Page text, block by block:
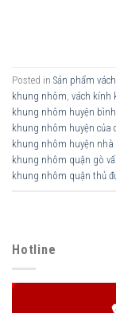
Posted in Sản phẩm
khung nhôm vách kính
khung nhôm huyện
khung nhôm huyện của
khung nhôm huyện nhà
khung nhôm quận gò
khung nhôm quận thủ
Hotline